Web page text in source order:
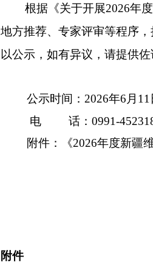
根据 《关于开展2026年
地方推荐、专家评审等程序
以公示，如有异议，请提供
公示时间： 2026年6 月 11
电
话： 0991-
附件：《2026年度新疆
附件